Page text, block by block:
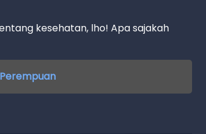
kesehatan, lho! Apa sajakah